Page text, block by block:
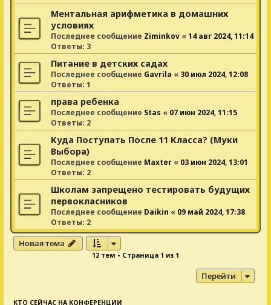
Ментальная арифметика в домашних
условиях
Последнее сообщение Ziminkov «14 авг 2024, 11:14
Ответы: 3
Питание в детских садах
Последнее сообщение Gavrila « 30 июл 2024, 12:08
Ответы: 1
права ребенка
Последнее сообщение Stas « 07 июн 2024, 11:15
Ответы: 2
Куда Поступать После 11 Класса? (Муки
Выбора)
Последнее сообщение Maxter « 03 июн 2024, 13:01
Ответы: 2
Школам запрещено тестировать будущих
первокласников
Последнее сообщение Daikin « 09 май 2024, 17:38
Ответы: 2
Новая тема
12 тем • Страница 1 из 1
Перейти
КТО СЕЙЧАС НА КОНФЕРЕНЦИИ